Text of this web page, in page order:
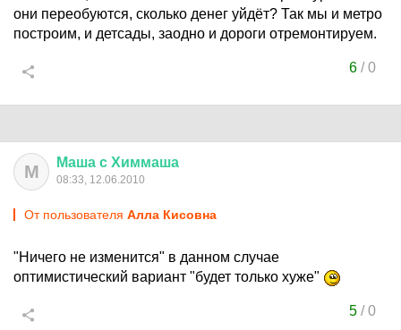
они переобуются, сколько денег уйдёт? Так мы и метро
построим, и детсады, заодно и дороги отремонтируем.
6/0
М Маша с Химмаша
08:33, 12.06.2010
От пользователя Алла Кисовна
"Ничего не изменится" в данном случае
оптимистический вариант "будет только хуже"
5/0